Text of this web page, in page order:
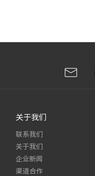
关于我们
联系我们
关于我们
企业新闻
渠道合作